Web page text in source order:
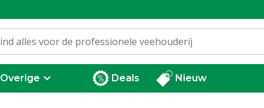
Overige Deals Nieuw